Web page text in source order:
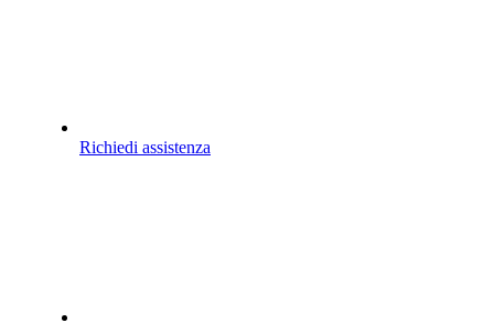
Richiedi assistenza